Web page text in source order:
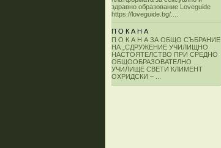
здравно образование Loveguide
https://loveguide.bg/....
П О К А Н А
П О К А Н А ЗА ОБЩО СЪБРАНИЕ
НА „СДРУЖЕНИЕ УЧИЛИЩНО
НАСТОЯТЕЛСТВО ПРИ СРЕДНО
ОБЩООБРАЗОВАТЕЛНО
УЧИЛИЩЕ СВЕТИ КЛИМЕНТ
ОХРИДСКИ – ...